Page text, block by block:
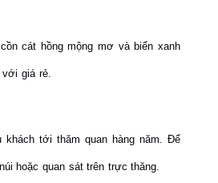
cát hồng mộng mơ và biển xanh
giá rẻ.
tới thăm quan hàng năm. Để
hoặc quan sát trên trực thăng.